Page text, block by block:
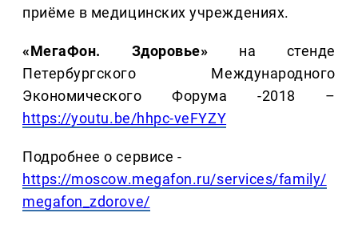
приёме в медицинских учреждениях.
«МегаФон. Здоровье» на стенде
Петербургского Международного
Экономического Форума -2018 –
https://youtu.be/hhpc-veFYZY
Подробнее о сервисе -
https://moscow.megafon.ru/services/family/
megafon_zdorove/